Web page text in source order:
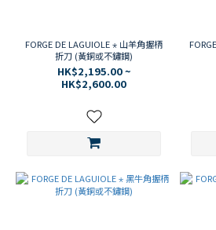
FORGE DE LAGUIOLE ⋆ 山羊角握柄
折刀 (黃銅或不鏽鋼)
HK$2,195.00 ~
HK$2,600.00